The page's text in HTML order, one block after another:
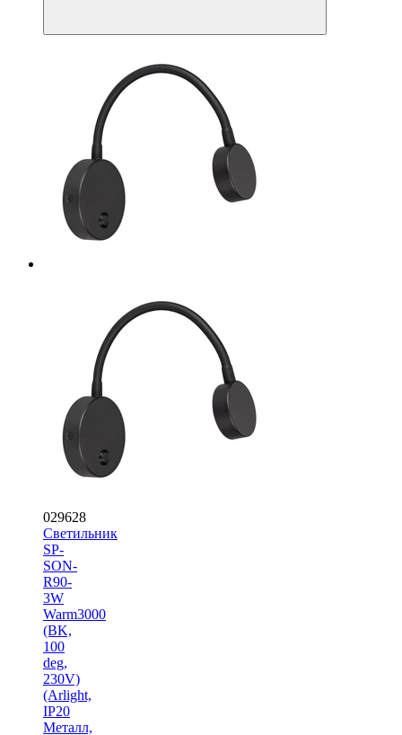
029628
Светильник
SP-
SON-
R90-
3W
Warm3000
(BK,
100
deg,
230V)
(Arlight,
IP20
Металл,